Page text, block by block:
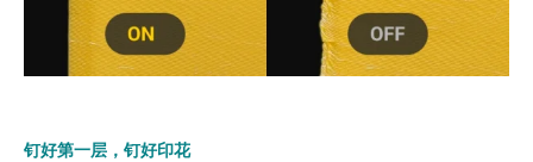
钉好第一层，钉好印花